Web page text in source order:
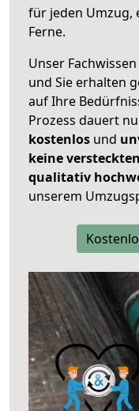
für jeden Umzug,
Ferne.
Unser
und Sie erhalten
auf Ihre
Prozess dauert
kostenlos und
keine
qualitativ
unserem